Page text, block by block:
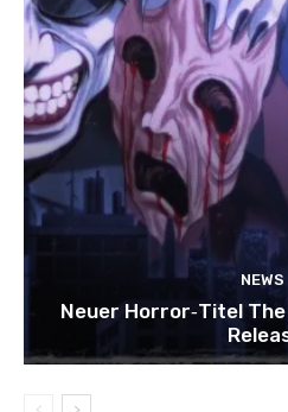
NEWS
Neuer Horror‑Titel